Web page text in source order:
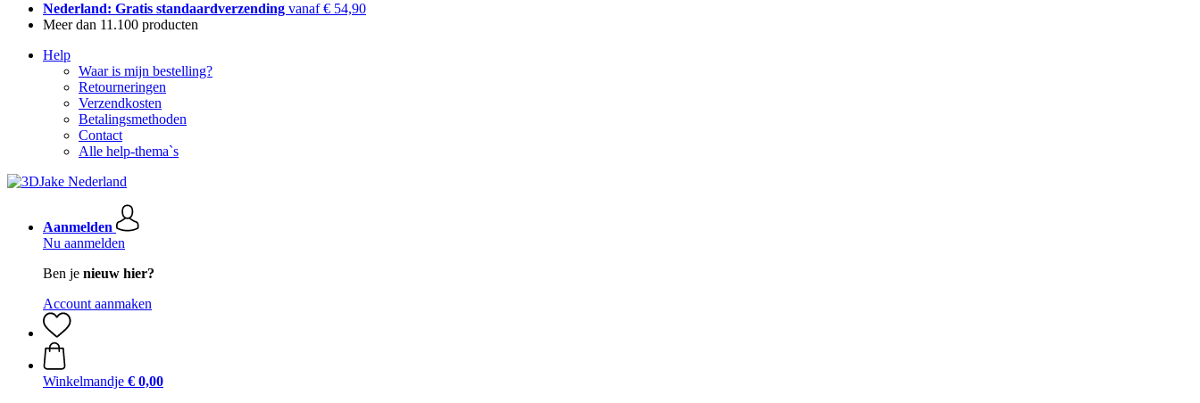
Nederland: Gratis standaardverzending vanaf € 54,90
Meer dan 11.100 producten
Help
Waar is mijn bestelling?
Retourneringen
Verzendkosten
Betalingsmethoden
Contact
Alle help-thema`s
Aanmelden
Nu aanmelden
Ben je nieuw hier?
Account aanmaken
Winkelmandje € 0,00